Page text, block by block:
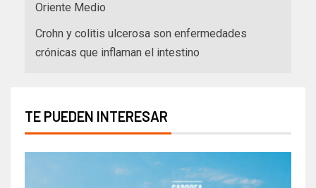
Oriente Medio
Crohn y colitis ulcerosa son enfermedades
crónicas que inflaman el intestino
TE PUEDEN INTERESAR